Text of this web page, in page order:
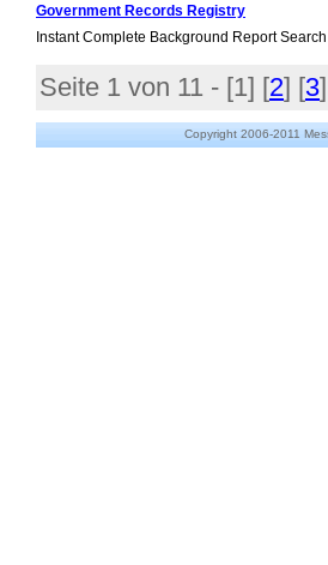
Government Records Registry
Instant Complete Background Report Search
Seite 1 von 11 - [1] [2] [3
Copyright 2006-2011